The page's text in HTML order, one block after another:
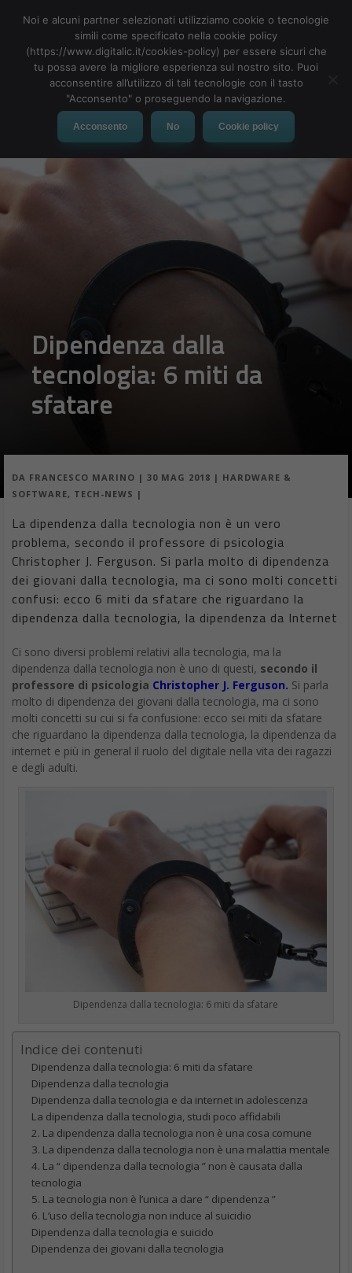
MENU
Dipendenza dalla
tecnologia: 6 miti da
sfatare
DA FRANCESCO MARINO | 30 MAG 2018 | HARDWARE &
SOFTWARE, TECH-NEWS |
La dipendenza dalla tecnologia non è un vero
problema, secondo il professore di psicologia
Christopher J. Ferguson. Si parla molto di dipendenza
dei giovani dalla tecnologia, ma ci sono molti concetti
confusi: ecco 6 miti da sfatare che riguardano la
dipendenza dalla tecnologia, la dipendenza da Internet
Ci sono diversi problemi relativi alla tecnologia, ma la
dipendenza dalla tecnologia non è uno di questi, secondo il
professore di psicologia Christopher J. Ferguson. Si parla
molto di dipendenza dei giovani dalla tecnologia, ma ci sono
molti concetti su cui si fa confusione: ecco sei miti da sfatare
che riguardano la dipendenza dalla tecnologia, la dipendenza da
internet e più in general il ruolo del digitale nella vita dei ragazzi
e degli adulti.
Dipendenza dalla tecnologia: 6 miti da sfatare
Indice dei contenuti
Dipendenza dalla tecnologia: 6 miti da sfatare
Dipendenza dalla tecnologia
Dipendenza dalla tecnologia e da internet in adolescenza
La dipendenza dalla tecnologia, studi poco affidabili
2. La dipendenza dalla tecnologia non è una cosa comune
3. La dipendenza dalla tecnologia non è una malattia mentale
4. La “ dipendenza dalla tecnologia ” non è causata dalla
tecnologia
5. La tecnologia non è l’unica a dare “ dipendenza ”
6. L’uso della tecnologia non induce al suicidio
Dipendenza dalla tecnologia e suicido
Dipendenza dei giovani dalla tecnologia
Noi e alcuni partner selezionati utilizziamo cookie o tecnologie
simili come specificato nella cookie policy
(https://www.digitalic.it/cookies-policy) per essere sicuri che
tu possa avere la migliore esperienza sul nostro sito. Puoi
acconsentire all’utilizzo di tali tecnologie con il tasto
"Acconsento" o proseguendo la navigazione.
Acconsento No Cookie policy